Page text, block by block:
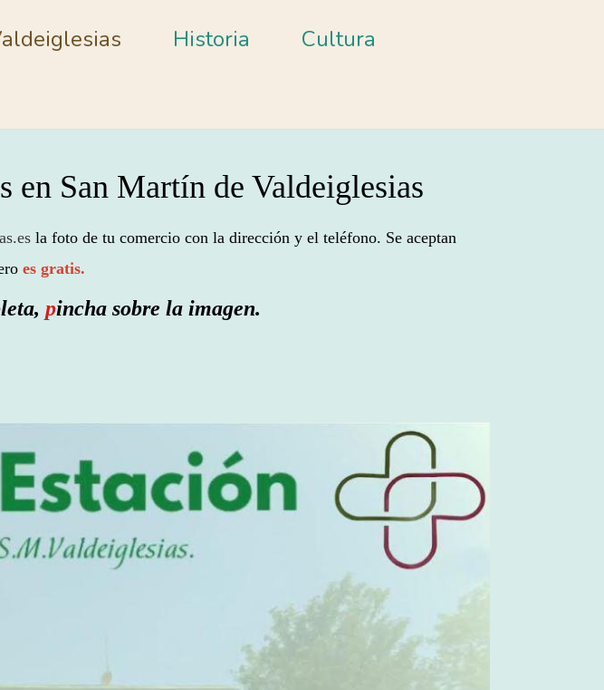
Historia
Cultura
en San Martín de Valdeiglesias
la foto de tu comercio con la dirección y el teléfono. Se aceptan
es gratis.
pincha sobre la imagen.